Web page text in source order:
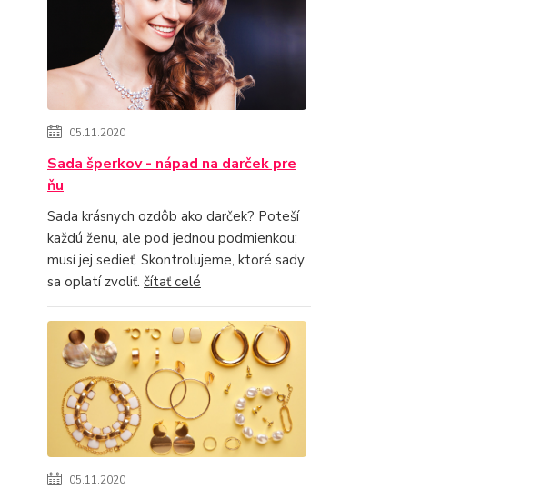
05.11.2020
Sada šperkov - nápad na darček pre
ňu
Sada krásnych ozdôb ako darček? Poteší
každú ženu, ale pod jednou podmienkou:
musí jej sedieť. Skontrolujeme, ktoré sady
sa oplatí zvoliť. čítať celé
05.11.2020